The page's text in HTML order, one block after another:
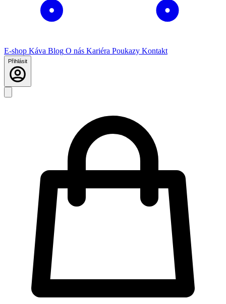
E-shop Káva Blog O nás Kariéra Poukazy Kontakt
Přihlásit